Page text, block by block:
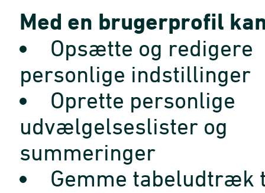
Med en brugerprofil
Opsætte og redigere
personlige indstillinger
Oprette personlige
udvælgelseslister og
summeringer
Gemme tabeludtræk